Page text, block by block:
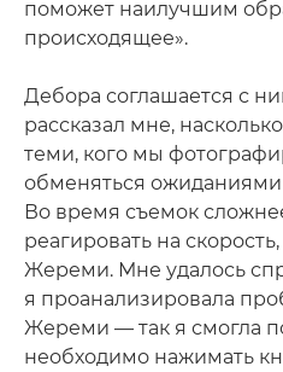
поможет наилучшим
происходящее».
Дебора соглашается с
рассказал мне,
теми, кого мы
обменяться ожиданиями
Во время съемок
реагировать на
Жереми. Мне удалось
я проанализировала
Жереми — так я смогла
необходимо нажимать